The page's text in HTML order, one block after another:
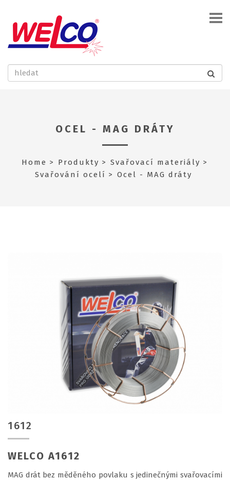
OCEL - MAG DRÁTY
Home Produkty
Svařovací materiály
Svařování ocelí
Ocel - MAG dráty
1612
WELCO A1612
MAG drát bez měděného povlaku s jedinečnými svařovacími